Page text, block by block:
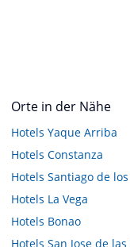
Orte in der Nähe
Hotels Yaque Arriba
Hotels Constanza
Hotels Santiago de
Hotels La Vega
Hotels Bonao
Hotels San Jose de